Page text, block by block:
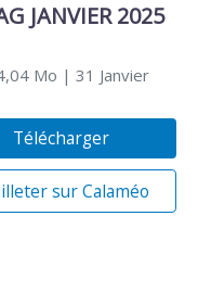
JANVIER 2025
Mo | 31 Janvier
Télécharger
sur Calaméo